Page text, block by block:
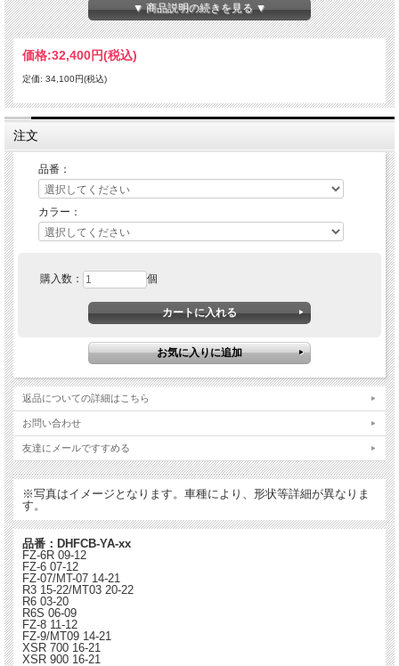
Drivenから生まれた新しいラインアップが「Halo」シリーズの第一弾となるガスキ
ャップ（ベント内蔵）です。
「Halo」シリーズのコンセプトは正に「哲学」と「テクノロジー」の融合！
このコンセプトを元に完成したDrivenの新しいパーツは最も先進的で、かつ宝石の
ように美しくデザインされ、Drivenファンのみならず多くのライダーを魅了するこ
とでしょう。
●ロープロファイル（高さが低い）で出っ張り感が少ない
●燃料タンクベントと一体型
●そのシンプルなラインが今時のスポーツバイクにマッチ
●取り付けネジは本体の色に合わせてブラック
▼ 商品説明の続きを見る ▼
価格:32,400円(税込)
定価: 34,100円(税込)
注文
品番：
カラー：
購入数： 個
返品についての詳細はこちら
お問い合わせ
友達にメールですすめる
※写真はイメージとなります。車種により、形状等詳細が異なりま
す。
品番：DHFCB-YA-xx
FZ-6R 09-12
FZ-6 07-12
FZ-07/MT-07 14-21
R3 15-22/MT03 20-22
R6 03-20
R6S 06-09
FZ-8 11-12
FZ-9/MT09 14-21
XSR 700 16-21
XSR 900 16-21